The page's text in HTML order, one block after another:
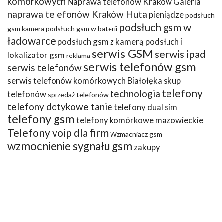
naprawa telefonów Kraków Huta pieniądzepodsłuch
gsm kamera podsłuch gsm w baterii podsłuch gsm w
ładowarce podsłuch gsm z kamerą podsłuch i
lokalizator gsm reklama serwis GSM serwis ipad
serwis telefonówserwis telefonów gsm
serwis telefonów komórkowych Białołęka skup
telefonów sprzedaż telefonów technologia telefony
telefony dotykowe tanietelefony dual sim
telefony gsmtelefony komórkowe mazowieckie
Telefony voip dla firm Wzmacniacz gsm
wzmocnienie sygnału gsm zakupy